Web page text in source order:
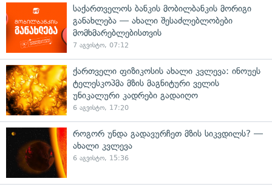
საქართველოს ბანკის მობილბანკის მორიგი
განახლება — ახალი შესაძლებლობები
მომხმარებლებისთვის
7 აგვისტო, 07:12
ქართველი ფიზიკოსის ახალი კვლევა: ინოუეს
ტელესკოპმა მზის მაგნიტური ველის
უნიკალური კადრები გადაიღო
6 აგვისტო, 17:20
როგორ უნდა გადავურჩეთ მზის სიკვდილს? —
ახალი კვლევა
6 აგვისტო, 15:36